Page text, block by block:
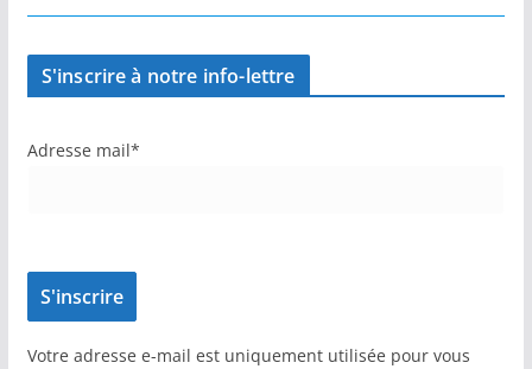
S'inscrire à notre info-lettre
Adresse mail*
Votre adresse e-mail est uniquement utilisée pour vous